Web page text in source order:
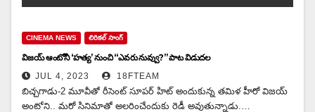
CINEMA NEWS లిరికల్ సాంగ్
విజయ్ ఆంటోనీ ‘హత్య’ నుంచి “ఎవరు నువ్వు?” పాట విడుదల
JUL 4, 2023 18FTEAM
బిచ్చగాడు-2 మూవీతో రీసెంట్‌ సూపర్ హిట్ అందుకున్న తమిళ హీరో విజయ్
అంటోని.. మరో సినిమాతో అలరించేందుకు రెడీ అవుతున్నాడు.…